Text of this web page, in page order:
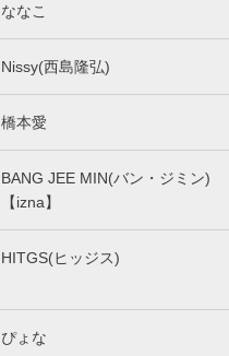
ななこ
Nissy(西島隆弘)
橋本愛
BANG JEE MIN(バン・ジミン)
【izna】
HITGS(ヒッジス)
ぴょな